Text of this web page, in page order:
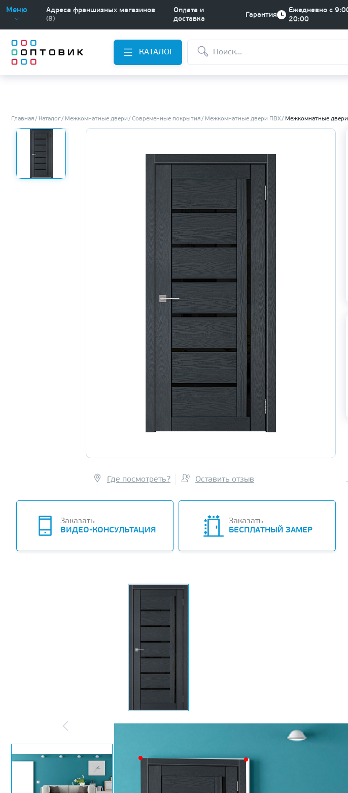
Меню
Адреса франшизных магазинов
(8)
Оплата и
доставка
Гарантия
Ежедневно с
20:00
КАТАЛОГ
Главная Каталог Межкомнатные двери Современные покрытия Межкомнатные двери ПВХ Межкомнатные
Где посмотреть? Оставить отзыв
Заказать
ВИДЕО-КОНСУЛЬТАЦИЯ
Заказать
БЕСПЛАТНЫЙ ЗАМЕР